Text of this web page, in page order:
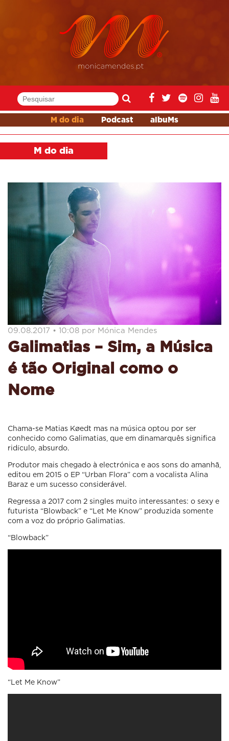
M do dia Podcast albuMs
M do dia
09.08.2017 • 10:08 por Mónica Mendes
Galimatias – Sim, a Música
é tão Original como o
Nome
Chama-se Matias Køedt mas na música optou por ser
conhecido como Galimatias, que em dinamarquês significa
ridículo, absurdo.
Produtor mais chegado à electrónica e aos sons do amanhã,
editou em 2015 o EP “Urban Flora” com a vocalista Alina
Baraz e um sucesso considerável.
Regressa a 2017 com 2 singles muito interessantes: o sexy e
futurista “Blowback” e “Let Me Know” produzida somente
com a voz do próprio Galimatias.
“Blowback”
“Let Me Know”